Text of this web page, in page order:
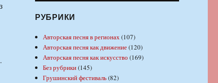
РУБРИКИ
Авторская песня в регионах(107)
Авторская песня как движение(120)
Авторская песня как искусство (169)
Без рубрики(145)
Грушинский фестиваль(82)